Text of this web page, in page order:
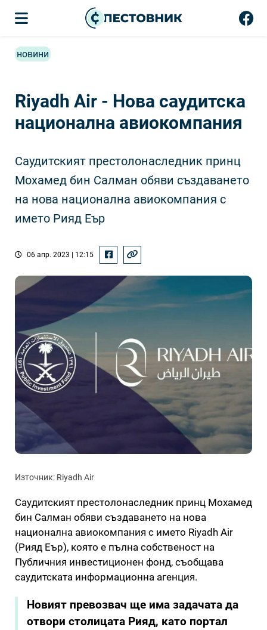
новини
Riyadh Air - Нова саудитска
национална авиокомпания
Саудитският престолонаследник принц
Мохамед бин Салман обяви създаването
на нова национална авиокомпания с
името Рияд Еър
06 апр. 2023 | 12:15
Източник: Riyadh Air
Саудитският престолонаследник принц Мохамед
бин Салман обяви създаването на нова
национална авиокомпания с името Riyadh Air
(Рияд Еър), която е пълна собственост на
Публичния инвестиционен фонд, съобщава
саудитската информационна агенция.
Новият превозвач ще има задачата да
отвори столицата Рияд, като портал